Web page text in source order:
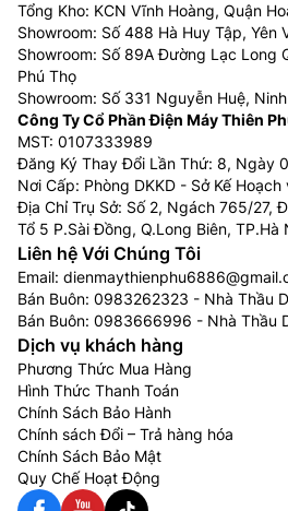
Tổng Kho: KCN Vĩnh Hoàng, Quận
Showroom: Số 488 Hà Huy Tập, Yên
Showroom: Số 89A Đường Lạc Long
Phú Thọ
Showroom: Số 331 Nguyễn Huệ,
Công Ty Cổ Phần Điện Máy Thiên
MST: 0107333989
Đăng Ký Thay Đổi Lần Thứ: 8, Ngày
Nơi Cấp: Phòng DKKD - Sở Kế
Địa Chỉ Trụ Sở: Số 2, Ngách 765/27,
Tổ 5 P.Sài Đồng, Q.Long Biên, TP.Hà
Liên hệ Với Chúng Tôi
Email:
Bán Buôn: 0983262323 - Nhà Thầu
Bán Buôn: 0983666996 - Nhà Thầu
Dịch vụ khách hàng
Phương Thức Mua Hàng
Hình Thức Thanh Toán
Chính Sách Bảo Hành
Chính sách Đổi – Trả hàng hóa
Chính Sách Bảo Mật
Quy Chế Hoạt Động